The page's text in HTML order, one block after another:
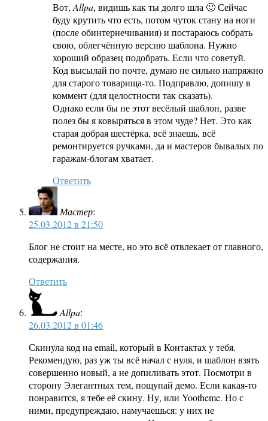
Вот, Allpa, видишь как ты долго шла 🙂 Сейчас
буду крутить что есть, потом чуток стану на ноги
(после обинтернечивания) и постараюсь собрать
свою, облегчённую версию шаблона. Нужно
хороший образец подобрать. Если что советуй.
Код высылай по почте, думаю не сильно напряжно
для старого товарища-то. Подправлю, допишу в
коммент (для целостности так сказать).
Однако если бы не этот весёлый шаблон, разве
полез бы я ковыряться в этом чуде? Нет. Это как
старая добрая шестёрка, всё знаешь, всё
ремонтируется ручками, да и мастеров бывалых по
гаражам-блогам хватает.
Ответить
Мастер:
25.03.2012 в 21:50
Блог не стоит на месте, но это всё отвлекает от главного,
содержания.
Ответить
Allpa:
26.03.2012 в 01:46
Скинула код на email, который в Контактах у тебя.
Рекомендую, раз уж ты всё начал с нуля, и шаблон взять
совершенно новый, а не допиливать этот. Посмотри в
сторону Элегантных тем, пощупай демо. Если какая-то
понравится, я тебе её скину. Ну, или Yootheme. Но с
ними, предупреждаю, намучаешься: у них не